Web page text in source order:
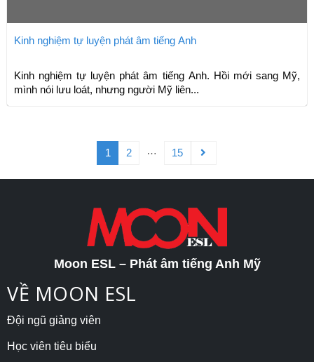
Kinh nghiệm tự luyện phát âm tiếng Anh
Kinh nghiệm tự luyện phát âm tiếng Anh. Hồi mới sang Mỹ,
mình nói lưu loát, nhưng người Mỹ liên...
1 2 … 15
Moon ESL – Phát âm tiếng Anh Mỹ
VỀ MOON ESL
Đội ngũ giảng viên
Học viên tiêu biểu